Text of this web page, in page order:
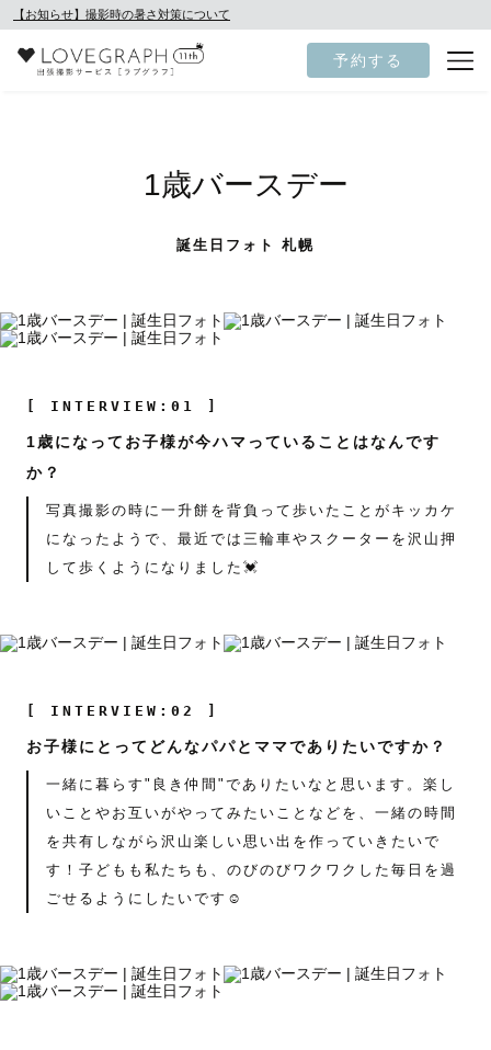
【お知らせ】撮影時の暑さ対策について
予約する
1歳バースデー
誕生日フォト 札幌
[ INTERVIEW:01 ]
1歳になってお子様が今ハマっていることはなんです
か？
写真撮影の時に一升餅を背負って歩いたことがキッカケ
になったようで、最近では三輪車やスクーターを沢山押
して歩くようになりました💓
[ INTERVIEW:02 ]
お子様にとってどんなパパとママでありたいですか？
一緒に暮らす"良き仲間"でありたいなと思います。楽し
いことやお互いがやってみたいことなどを、一緒の時間
を共有しながら沢山楽しい思い出を作っていきたいで
す！子どもも私たちも、のびのびワクワクした毎日を過
ごせるようにしたいです☺️